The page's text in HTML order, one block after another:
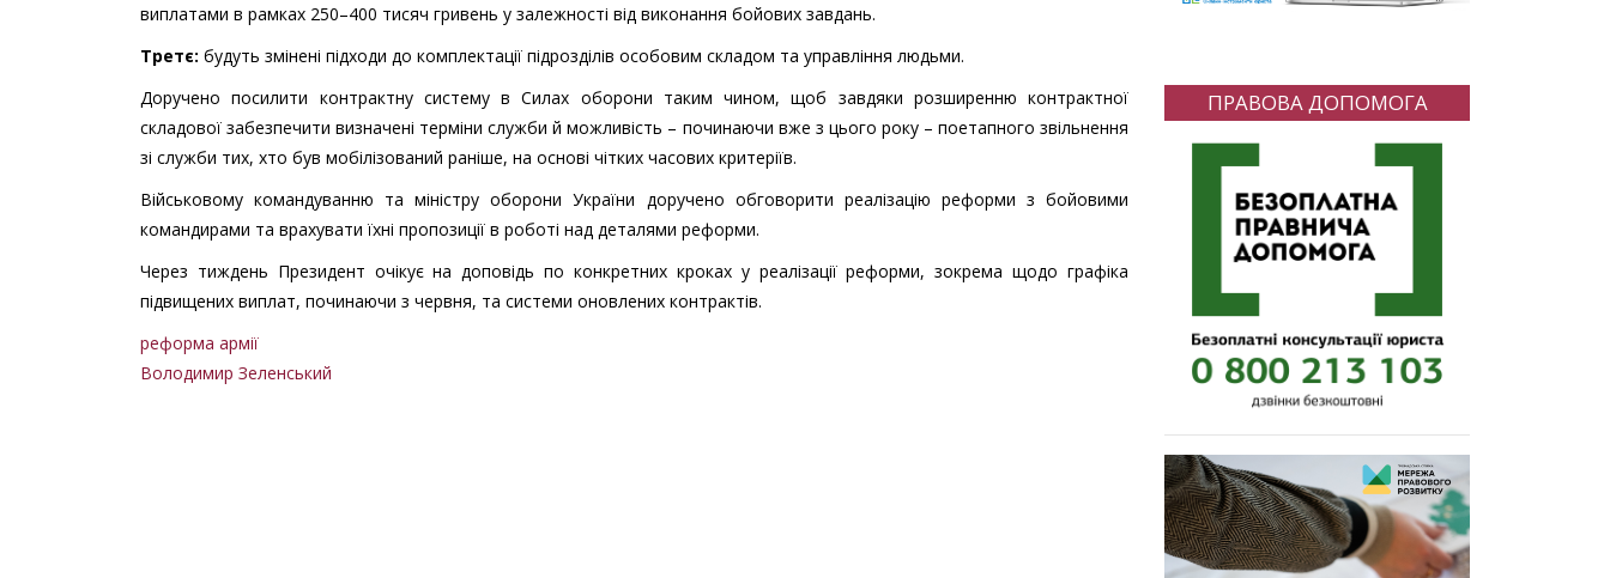
виплатами в рамках 250–400 тисяч гривень у залежності від виконання бойових завдань.
Третє: будуть змінені підходи до комплектації підрозділів особовим складом та управління людьми.
Доручено посилити контрактну систему в Силах оборони таким чином, щоб завдяки розширенню контрактної
складової забезпечити визначені терміни служби й можливість – починаючи вже з цього року – поетапного звільнення
зі служби тих, хто був мобілізований раніше, на основі чітких часових критеріїв.
Військовому командуванню та міністру оборони України доручено обговорити реалізацію реформи з бойовими
командирами та врахувати їхні пропозиції в роботі над деталями реформи.
Через тиждень Президент очікує на доповідь по конкретних кроках у реалізації реформи, зокрема щодо графіка
підвищених виплат, починаючи з червня, та системи оновлених контрактів.
реформа армії
Володимир Зеленський
ПРАВОВА ДОПОМОГА